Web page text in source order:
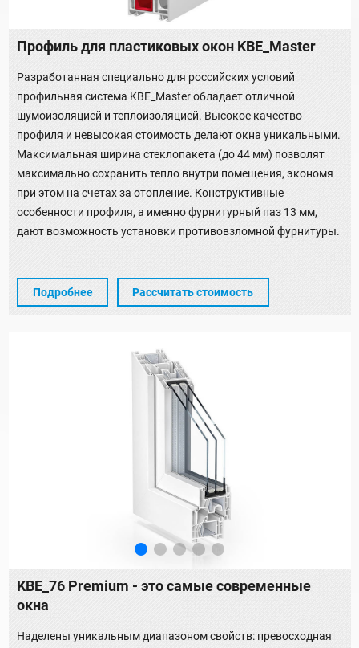
Профиль для пластиковых окон KBE_Master
Разработанная специально для российских условий
профильная система KBE_Master обладает отличной
шумоизоляцией и теплоизоляцией. Высокое качество
профиля и невысокая стоимость делают окна уникальными.
Максимальная ширина стеклопакета (до 44 мм) позволят
максимально сохранить тепло внутри помещения, экономя
при этом на счетах за отопление. Конструктивные
особенности профиля, а именно фурнитурный паз 13 мм,
дают возможность установки противовзломной фурнитуры.
Подробнее Рассчитать стоимость
KBE_76 Premium - это самые современные
окна
Наделены уникальным диапазоном свойств: превосходная